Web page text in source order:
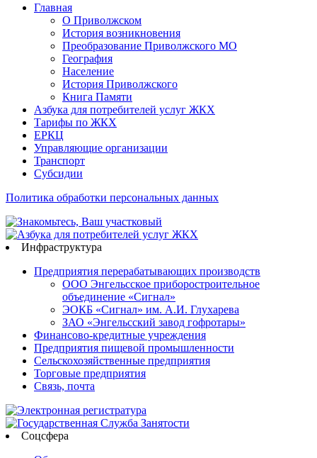
Главная
О Приволжском
История возникновения
Преобразование Приволжского МО
География
Население
История Приволжского
Книга Памяти
Азбука для потребителей услуг ЖКХ
Тарифы по ЖКХ
ЕРКЦ
Управляющие организации
Транспорт
Субсидии
Политика обработки персональных данных
Инфраструктура
Предприятия перерабатывающих производств
ООО Энгельсское приборостроительное
объединение «Сигнал»
ЭОКБ «Сигнал» им. А.И. Глухарева
ЗАО «Энгельсский завод гофротары»
Финансово-кредитные учреждения
Предприятия пищевой промышленности
Сельскохозяйственные предприятия
Торговые предприятия
Связь, почта
Соцсфера